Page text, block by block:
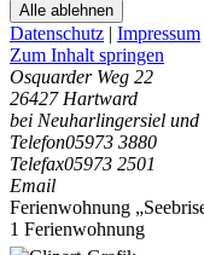
Alle ablehnen
Datenschutz | Impressum
Zum Inhalt springen
Osquarder Weg 22
26427 Hartward
bei Neuharlingersiel und
Telefon05973 3880
Telefax05973 2501
Email
Ferienwohnung
1 Ferienwohnung